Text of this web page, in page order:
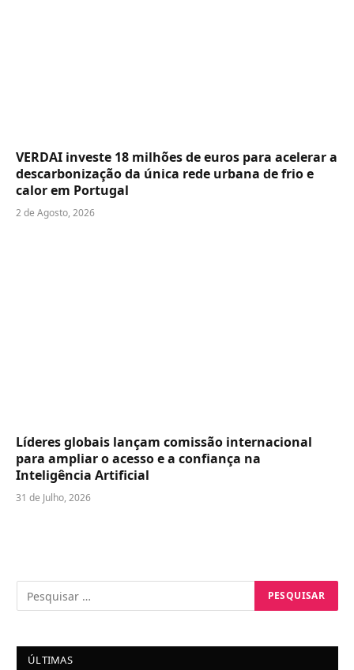
VERDAI investe 18 milhões de euros para acelerar a
descarbonização da única rede urbana de frio e
calor em Portugal
2 de Agosto, 2026
Líderes globais lançam comissão internacional
para ampliar o acesso e a confiança na
Inteligência Artificial
31 de Julho, 2026
ÚLTIMAS